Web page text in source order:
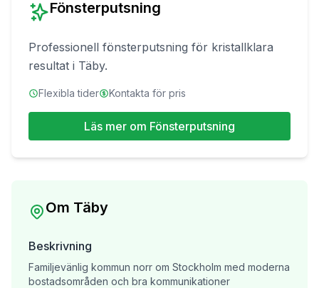
Fönsterputsning
Professionell fönsterputsning för kristallklara
resultat i Täby.
Flexibla tider Kontakta för pris
Läs mer om Fönsterputsning
Om Täby
Beskrivning
Familjevänlig kommun norr om Stockholm med moderna
bostadsområden och bra kommunikationer